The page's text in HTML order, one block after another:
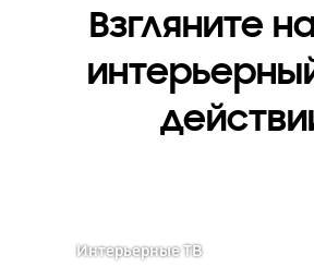
Взгляните
Интерьерные ТВ